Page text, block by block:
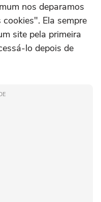
nos deparamos
Ela sempre
site pela primeira
lo depois de